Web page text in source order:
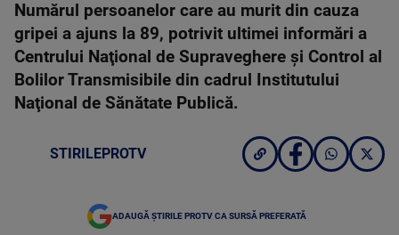
Numărul persoanelor care au murit din cauza
gripei a ajuns la 89, potrivit ultimei informări a
Centrului Naţional de Supraveghere şi Control al
Bolilor Transmisibile din cadrul Institutului
Naţional de Sănătate Publică.
STIRILEPROTV
ADAUGĂ ȘTIRILE PROTV CA SURSĂ PREFERATĂ